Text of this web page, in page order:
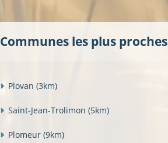
Communes les plus proches
Plovan (3km)
Saint-Jean-Trolimon (5km)
Plomeur (9km)